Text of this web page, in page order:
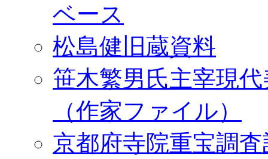
ベース
松島健旧蔵資料
笹木繁男氏主宰現
（作家ファイル）
京都府寺院重宝調